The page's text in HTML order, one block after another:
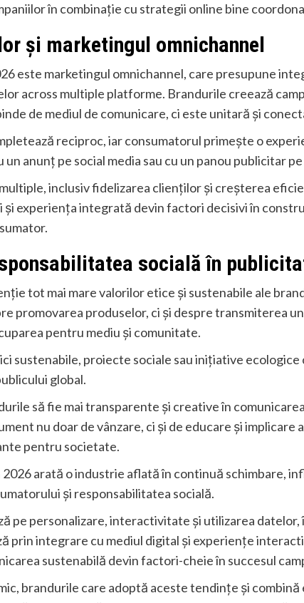
în combinație cu strategii online bine
și marketingul omnichannel
este marketingul omnichannel, care presupune
across multiple platforme. Brandurile creează
de mediul de comunicare, ci este unitară și
reciproc, iar consumatorul primește o
anunț pe social media sau cu un panou publicitar
inclusiv fidelizarea clienților și creșterea
și experiența integrată devin factori decisivi în
socială în
tot mai mare valorilor etice și sustenabile ale
promovarea produselor, ci și despre transmiterea
pentru mediu și comunitate.
sustenabile, proiecte sociale sau inițiative ecologice
global.
să fie mai transparente și creative în
nu doar de vânzare, ci și de educare și implicare a
pentru societate.
arată o industrie aflată în continuă schimbare,
și responsabilitatea socială.
pe personalizare, interactivitate și utilizarea datelor,
prin integrare cu mediul digital și experiențe
sustenabilă devin factori-cheie în succesul
brandurile care adoptă aceste tendințe și